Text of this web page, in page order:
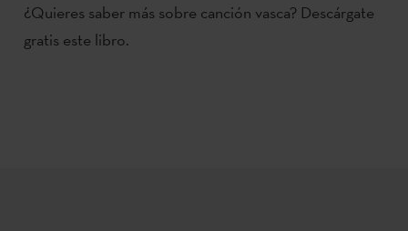
¿Quieres saber más sobre canción vasca? Descárgate
gratis este libro.